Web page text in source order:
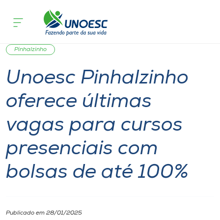
Cursos
Onde estamos
Pesquisa
Atendimento ao Estudante
Portal de Ensino
A
Internacionalização
Pinhalzinho
Unoesc Pinhalzinho
oferece últimas
vagas para cursos
presenciais com
bolsas de até 100%
Publicado em 28/01/2025